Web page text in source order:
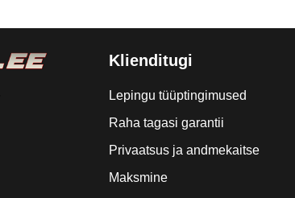
Klienditugi
Lepingu tüüptingimused
Raha tagasi garantii
Privaatsus ja andmekaitse
Maksmine